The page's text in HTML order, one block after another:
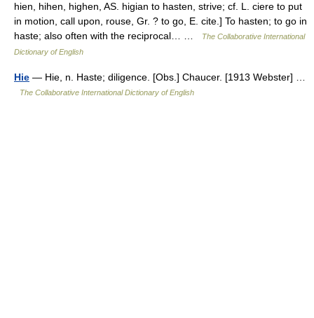
hien, hihen, highen, AS. higian to hasten, strive; cf. L. ciere to put
in motion, call upon, rouse, Gr. ? to go, E. cite.] To hasten; to go in
haste; also often with the reciprocal… …
The Collaborative International
Dictionary of English
Hie — Hie, n. Haste; diligence. [Obs.] Chaucer. [1913 Webster] …
The Collaborative International Dictionary of English